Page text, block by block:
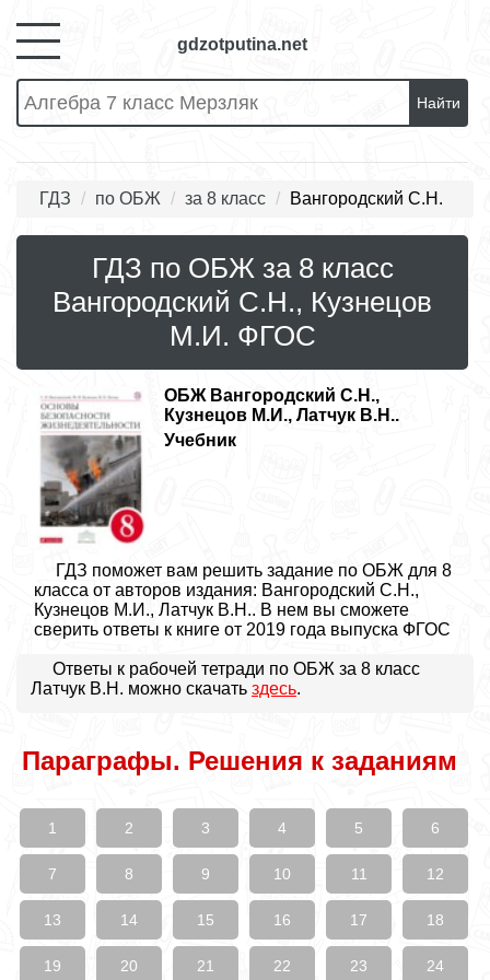
gdzotputina.net
Найти
ГДЗ по ОБЖ за 8 класс Вангородский С.Н.
ГДЗ по ОБЖ за 8 класс
Вангородский С.Н., Кузнецов
М.И. ФГОС
ОБЖ Вангородский С.Н.,
Кузнецов М.И., Латчук В.Н..
Учебник
ГДЗ поможет вам решить задание по ОБЖ для 8
класса от авторов издания: Вангородский С.Н.,
Кузнецов М.И., Латчук В.Н.. В нем вы сможете
сверить ответы к книге от 2019 года выпуска ФГОС
Ответы к рабочей тетради по ОБЖ за 8 класс
Латчук В.Н. можно скачать здесь.
Параграфы. Решения к заданиям
1 2 3 4 5 6
7 8 9 10 11 12
13 14 15 16 17 18
19 20 21 22 23 24